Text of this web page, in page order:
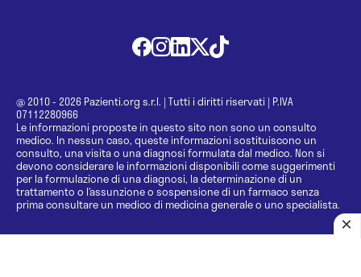
@ 2010 - 2026 Pazienti.org s.r.l. | Tutti i diritti riservati | P.IVA
07112280966
Le informazioni proposte in questo sito non sono un consulto
medico. In nessun caso, queste informazioni sostituiscono un
consulto, una visita o una diagnosi formulata dal medico. Non si
devono considerare le informazioni disponibili come suggerimenti
per la formulazione di una diagnosi, la determinazione di un
trattamento o l’assunzione o sospensione di un farmaco senza
prima consultare un medico di medicina generale o uno specialista.